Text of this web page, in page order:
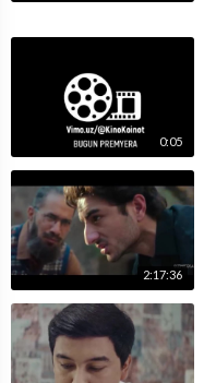
0:05
2:17:36